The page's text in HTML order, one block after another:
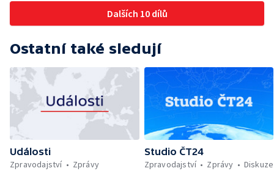
Dalších 10 dílů
Ostatní také sledují
Události
Zpravodajství
Zprávy
Studio ČT24
Zpravodajství
Zprávy Diskuze